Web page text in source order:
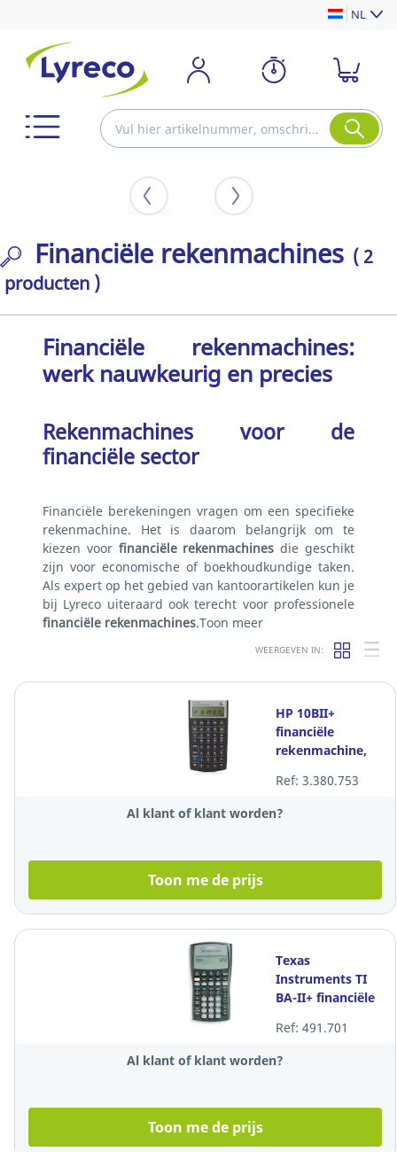
NL
Financiële rekenmachines ( 2
producten )
Financiële rekenmachines:
werk nauwkeurig en precies
Rekenmachines voor de
financiële sector
Financiële berekeningen vragen om een specifieke
rekenmachine. Het is daarom belangrijk om te
kiezen voor financiële rekenmachinesdie geschikt
zijn voor economische of boekhoudkundige taken.
Als expert op het gebied van kantoorartikelen kun je
bij Lyreco uiteraard ook terecht voor professionele
financiële rekenmachines.Toon meer
WEERGEVEN IN:
HP 10BII+
financiële
rekenmachine,
Ref: 3.380.753
Al klant of klant worden?
Toon me de prijs
Texas
Instruments TI
BA-II+ financiële
10 cijfers
Ref: 491.701
Al klant of klant worden?
Toon me de prijs